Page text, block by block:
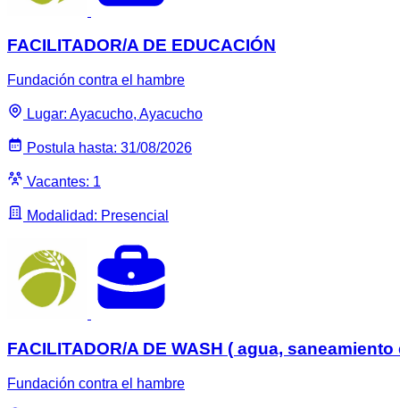
FACILITADOR/A DE EDUCACIÓN
Fundación contra el hambre
Lugar: Ayacucho, Ayacucho
Postula hasta: 31/08/2026
Vacantes: 1
Modalidad: Presencial
FACILITADOR/A DE WASH ( agua,
Fundación contra el hambre